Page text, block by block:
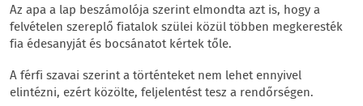
Az apa a lap beszámolója szerint elmondta azt is, hogy a
felvételen szereplő fiatalok szülei közül többen megkeresték
fia édesanyját és bocsánatot kértek tőle.
A férfi szavai szerint a történteket nem lehet ennyivel
elintézni, ezért közölte, feljelentést tesz a rendőrségen.